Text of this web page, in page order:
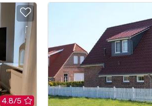
4.8/5 Bewertung: 4.8/5
Zur Merkliste hinzufügen